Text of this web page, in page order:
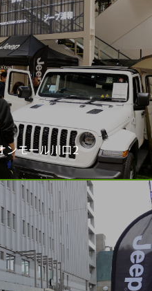
ンモール川口2